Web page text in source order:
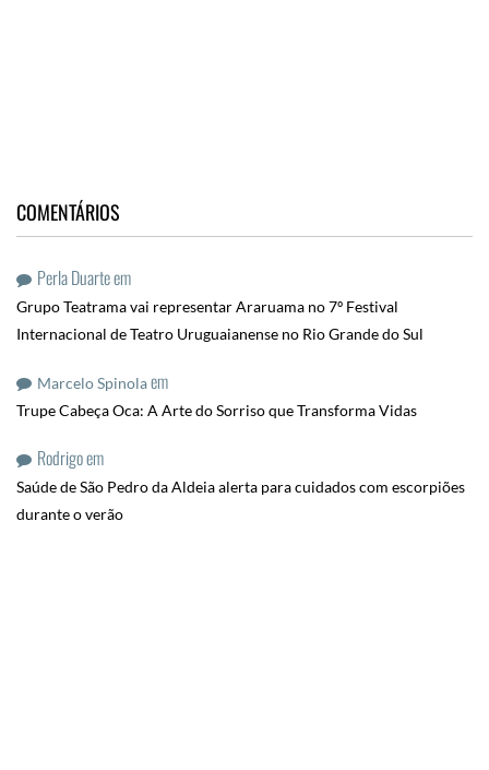
COMENTÁRIOS
Perla Duarteem
Grupo Teatrama vai representar Araruama no 7º Festival
Internacional de Teatro Uruguaianense no Rio Grande do Sul
Marcelo Spinolaem
Trupe Cabeça Oca: A Arte do Sorriso que Transforma Vidas
Rodrigoem
Saúde de São Pedro da Aldeia alerta para cuidados com escorpiões
durante o verão